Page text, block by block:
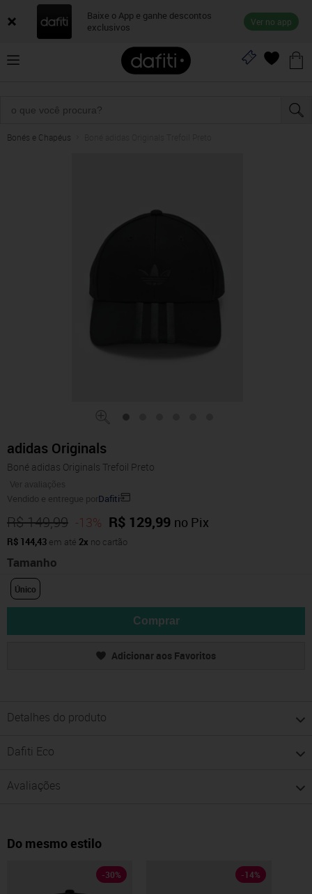
Baixe o App e ganhe descontos
exclusivos
Ver no app
Bonés e Chapéus
adidas Originals
Boné adidas Originals Trefoil Preto
Ver avaliações
Vendido e entregue porDafiti
R$ 149,99 -13% R$ 129,99 no Pix
R$ 144,43 em até 2x no cartão
Tamanho
Único
Comprar
Adicionar aos Favoritos
Detalhes do produto
Dafiti Eco
Avaliações
Do mesmo estilo
-30% -14%